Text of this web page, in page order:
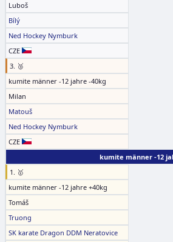
Luboš
Bílý
Ned Hockey Nymburk
CZE
3. 🥉
kumite männer -12 jahre -40kg
Milan
Matouš
Ned Hockey Nymburk
CZE
kumite männer -12
1. 🥇
kumite männer -12 jahre +40kg
Tomáš
Truong
SK karate Dragon DDM Neratovice